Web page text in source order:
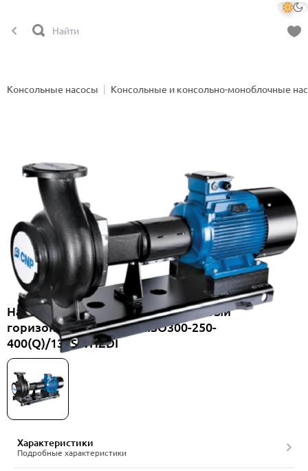
Консольные насосы Консольные и консольно-моноблочные
Насос консольный одноступенчатый
горизонтальный CNP NISO300-250-
400(Q)/132SWHZDI
Характеристики
Подробные характеристики